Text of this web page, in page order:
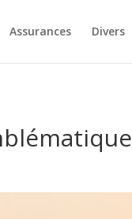
Assurances Divers